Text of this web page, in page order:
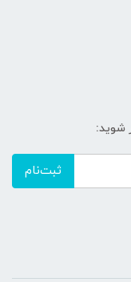
شوید:
ثبت‌نام